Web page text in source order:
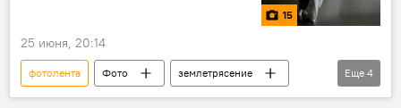
15
25 июня, 20:14
фотолента Фото
землетрясение
Венесуэла
Общество
новости
Еще 4